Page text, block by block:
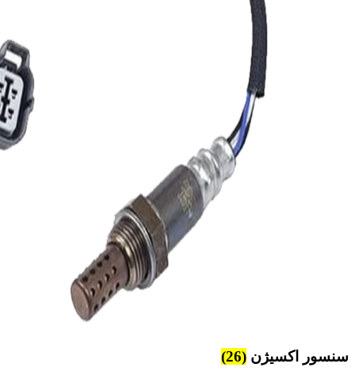
سنسور اکسیژن (26)